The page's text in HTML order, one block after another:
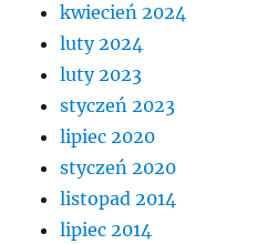
kwiecień 2024
luty 2024
luty 2023
styczeń 2023
lipiec 2020
styczeń 2020
listopad 2014
lipiec 2014